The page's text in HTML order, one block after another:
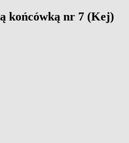
końcówką nr 7 (Kej)